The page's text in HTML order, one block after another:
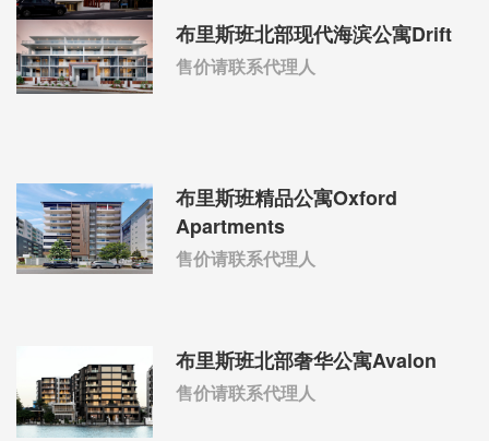
布里斯班北部现代海滨公寓Drift
售价请联系代理人
布里斯班精品公寓Oxford
Apartments
售价请联系代理人
布里斯班北部奢华公寓Avalon
售价请联系代理人